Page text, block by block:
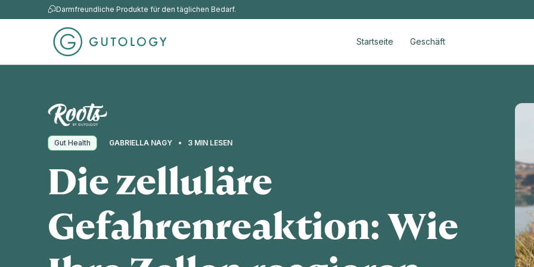
Darmfreundliche Produkte für den täglichen Bedarf.
Startseite Geschäft
Gut Health GABRIELLA NAGY 3 MIN LESEN
Die zelluläre
Gefahrenreaktion: Wie